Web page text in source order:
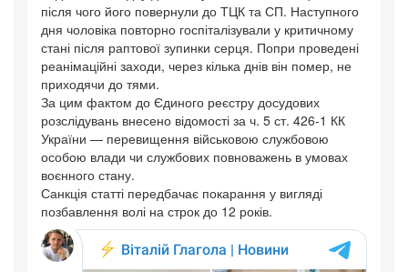
після чого його повернули до ТЦК та СП. Наступного
дня чоловіка повторно госпіталізували у критичному
стані після раптової зупинки серця. Попри проведені
реанімаційні заходи, через кілька днів він помер, не
приходячи до тями.
За цим фактом до Єдиного реєстру досудових
розслідувань внесено відомості за ч. 5 ст. 426-1 КК
України — перевищення військовою службовою
особою влади чи службових повноважень в умовах
воєнного стану.
Санкція статті передбачає покарання у вигляді
позбавлення волі на строк до 12 років.